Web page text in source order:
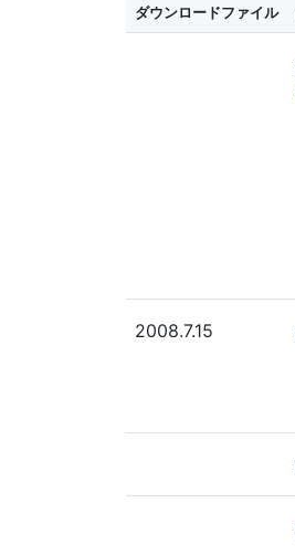
ダウンロードファイル
2008.7.15